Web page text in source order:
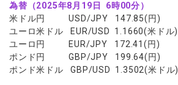
FX（通貨ペア）
現物株式
ETF
株式CFD
株価指数CFD
スプレッド・手数料
ゼロカットとロスカット
スワップとロールオーバー
入出金方法
レバレッジ
口座の種類
口座タイプ
法人のお客様
ゼロ口座
NEW
口座開設
口座開設フォーム
必要書類
開設方法
プラットフォーム
プラットフォーム
MT5
MT4
ツール
MT4/MT5 ヒストリカルデータ
EA(エキスパートアドバイザー)
パートナー
パートナーシップ・プログラム
ニュース
為替（2025年8月19日 6時00分）
米ドル円 USD/JPY 147.85(円)
ユーロ米ドル EUR/USD 1.1660(米ドル)
ユーロ円 EUR/JPY 172.41(円)
ポンド円 GBP/JPY 199.64(円)
ポンド米ドル GBP/USD 1.3502(米ドル)